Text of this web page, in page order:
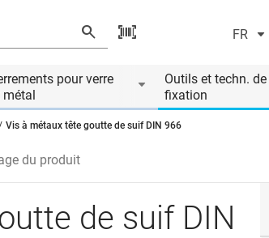
FR
pour verre
métal
Outils et techn. de
fixation
Vis à métaux tête goutte de suif DIN 966
du produit
de suif DIN